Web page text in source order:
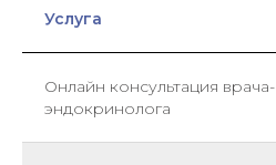
Услуга
Онлайн консультация врача-
эндокринолога